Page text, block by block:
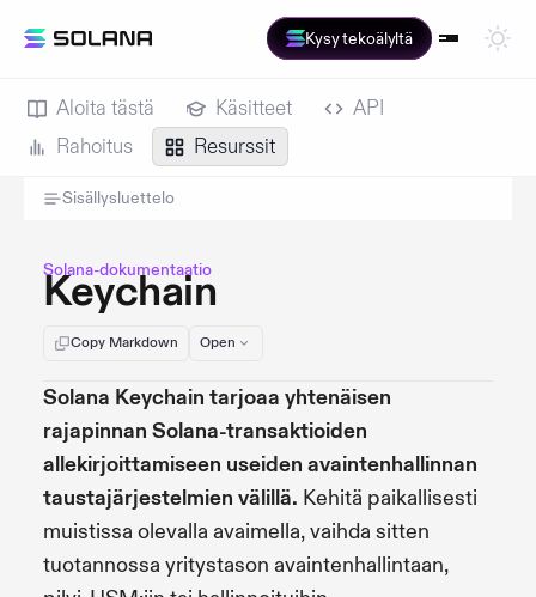
Kysy tekoälyltä
Aloita tästä Käsitteet
API
Rahoitus
Resurssit
Sisällysluettelo
Solana-dokumentaatio
Keychain
Copy Markdown Open
Solana Keychain tarjoaa yhtenäisen
rajapinnan Solana-transaktioiden
allekirjoittamiseen useiden avaintenhallinnan
taustajärjestelmien välillä. Kehitä paikallisesti
muistissa olevalla avaimella, vaihda sitten
tuotannossa yritystason avaintenhallintaan,